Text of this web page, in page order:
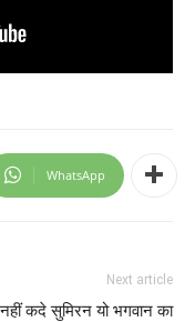
WhatsApp
Next article
कदे सुमिरन यो भगवान का